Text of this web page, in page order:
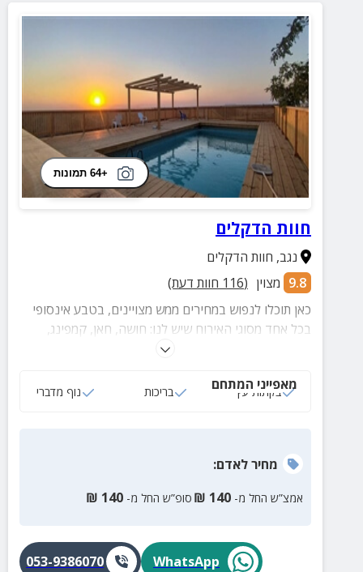
+64 תמונות
חוות הדקלים
נגב, חוות הדקלים
9.8 מצוין (
116 חוות דעת)
כאן תוכלו לנפוש במחירים ממש מצויינים, בטבע אינסופי
בכל אחד מסוגי האירוח שיש לנו: חושה, חאן, קמפינג,
גלמפינג וליהנות גם מהבריכה, פינת החי ופעילויות מגוונות
מאפייני המתחם
בקתות עץ בריכות נוף מדברי
מחירלאדם:
אמצ”ש החל מ- 140
₪ סופ”ש החל מ- 140
₪
WhatsApp
053-9386070